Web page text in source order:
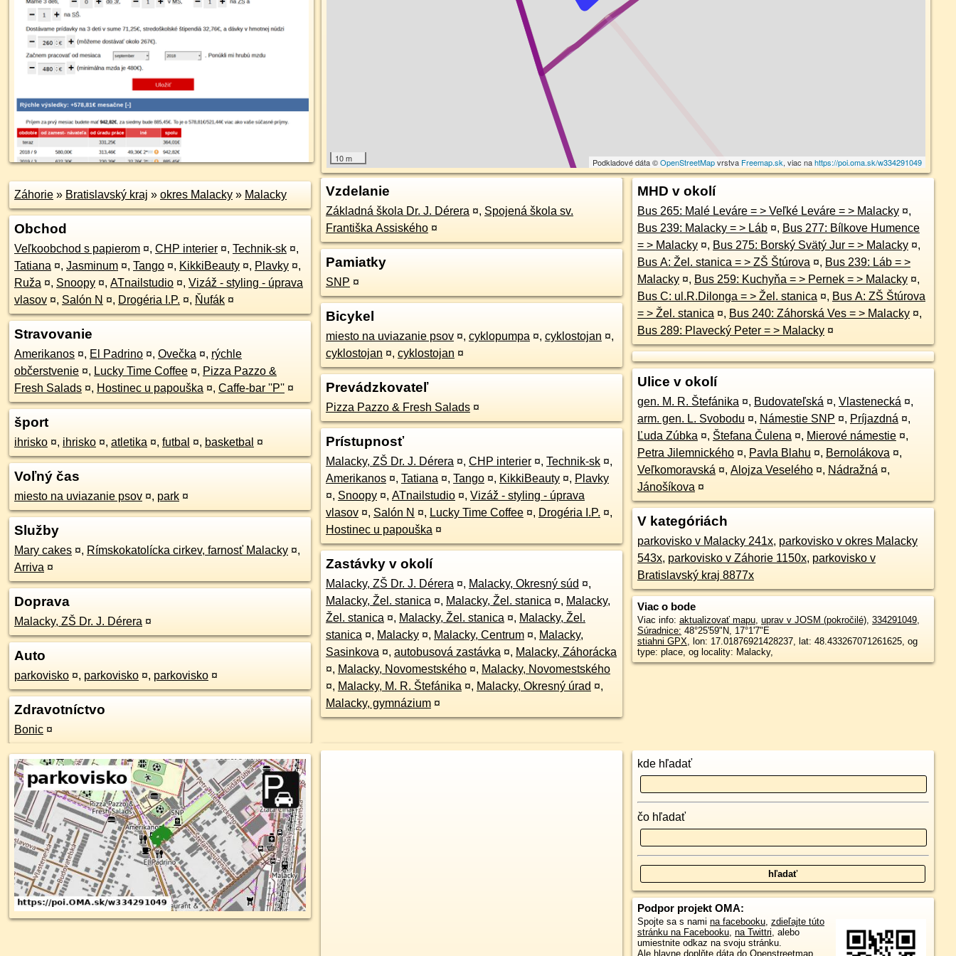
10 m Podkladové dáta ©OpenStreetMapvrstva Freemap.sk, viac nahttps://poi.oma.sk/w334291049
Záhorie » Bratislavský kraj » okres Malacky » Malacky
Obchod
Veľkoobchod s papierom ¤, CHP interier ¤, Technik-sk ¤,
Tatiana ¤, Jasminum ¤, Tango ¤, KikkiBeauty ¤, Plavky ¤,
Ruža ¤, Snoopy ¤, ATnailstudio ¤, Vizáž - styling - úprava
vlasov ¤, Salón N ¤, Drogéria I.P. ¤, Ňufák ¤
Stravovanie
Amerikanos ¤, El Padrino ¤, Ovečka ¤, rýchle
občerstvenie ¤, Lucky Time Coffee ¤, Pizza Pazzo &
Fresh Salads ¤, Hostinec u papouška ¤, Caffe-bar ''P'' ¤
šport
ihrisko ¤, ihrisko ¤, atletika ¤, futbal ¤, basketbal ¤
Voľný čas
miesto na uviazanie psov ¤, park ¤
Služby
Mary cakes ¤, Rímskokatolícka cirkev, farnosť Malacky ¤,
Arriva ¤
Doprava
Malacky, ZŠ Dr. J. Dérera ¤
Auto
parkovisko ¤, parkovisko ¤, parkovisko ¤
Zdravotníctvo
Bonic ¤
Vzdelanie
Základná škola Dr. J. Dérera ¤, Spojená škola sv.
Františka Assiského ¤
Pamiatky
SNP ¤
Bicykel
miesto na uviazanie psov ¤, cyklopumpa ¤, cyklostojan ¤,
cyklostojan ¤, cyklostojan ¤
Prevádzkovateľ
Pizza Pazzo & Fresh Salads ¤
Prístupnosť
Malacky, ZŠ Dr. J. Dérera ¤, CHP interier ¤, Technik-sk ¤,
Amerikanos ¤, Tatiana ¤, Tango ¤, KikkiBeauty ¤, Plavky
¤, Snoopy ¤, ATnailstudio ¤, Vizáž - styling - úprava
vlasov ¤, Salón N ¤, Lucky Time Coffee ¤, Drogéria I.P. ¤,
Hostinec u papouška ¤
Zastávky v okolí
Malacky, ZŠ Dr. J. Dérera ¤, Malacky, Okresný súd ¤,
Malacky, Žel. stanica ¤, Malacky, Žel. stanica ¤, Malacky,
Žel. stanica ¤, Malacky, Žel. stanica ¤, Malacky, Žel.
stanica ¤, Malacky ¤, Malacky, Centrum ¤, Malacky,
Sasinkova ¤, autobusová zastávka ¤, Malacky, Záhorácka
¤, Malacky, Novomestského ¤, Malacky, Novomestského
¤, Malacky, M. R. Štefánika ¤, Malacky, Okresný úrad ¤,
Malacky, gymnázium ¤
MHD v okolí
Bus 265: Malé Leváre = > Veľké Leváre = > Malacky ¤,
Bus 239: Malacky = > Láb ¤, Bus 277: Bílkove Humence
= > Malacky ¤, Bus 275: Borský Svätý Jur = > Malacky ¤,
Bus A: Žel. stanica = > ZŠ Štúrova ¤, Bus 239: Láb = >
Malacky ¤, Bus 259: Kuchyňa = > Pernek = > Malacky ¤,
Bus C: ul.R.Dilonga = > Žel. stanica ¤, Bus A: ZŠ Štúrova
= > Žel. stanica ¤, Bus 240: Záhorská Ves = > Malacky ¤,
Bus 289: Plavecký Peter = > Malacky ¤
Ulice v okolí
gen. M. R. Štefánika ¤, Budovateľská ¤, Vlastenecká ¤,
arm. gen. L. Svobodu ¤, Námestie SNP ¤, Príjazdná ¤,
Ľuda Zúbka ¤, Štefana Čulena ¤, Mierové námestie ¤,
Petra Jilemnického ¤, Pavla Blahu ¤, Bernolákova ¤,
Veľkomoravská ¤, Alojza Veselého ¤, Nádražná ¤,
Jánošíkova ¤
V kategóriách
parkovisko v Malacky 241x, parkovisko v okres Malacky
543x, parkovisko v Záhorie 1150x, parkovisko v
Bratislavský kraj 8877x
Viac o bode
Viac info: aktualizovať mapu, uprav v JOSM (pokročilé), 334291049,
Súradnice: 48°25'59"N, 17°1'7"E
stiahni GPX, lon: 17.01876921428237, lat: 48.433267071261625, og
type: place, og locality: Malacky,
kde hľadať
čo hľadať
Podpor projekt OMA:
Spojte sa s nami na facebooku, zdieľajte túto
stránku na Facebooku, na Twittri, alebo
umiestnite odkaz na svoju stránku.
Ale hlavne doplňte dáta do Openstreetmap,